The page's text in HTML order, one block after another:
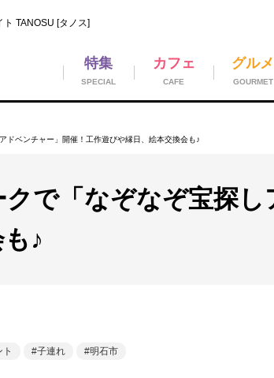
TANOSU [タノス]
グルメ
GOURMET
カフェ
CAFE
特集
SPECIAL
ドベンチャー」開催！工作遊びや縁日、絵本交換会も♪
クで「なぞなぞ宝探
♪
子連れ 明石市